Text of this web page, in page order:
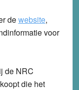
dewebsite,
voor
de NRC
die het